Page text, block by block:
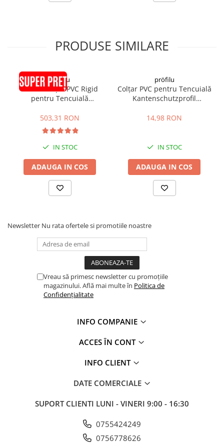
Tencuieli Decorative
Lacuri, Baițuri, Produse de Pregătit
și Tratat Suprafețe
Tehnici Decorative
Capace de Gard
Cărămidă Klinker
Termice
Sobe și Șeminee
Coșuri și Tubulatură Evacuare
Fixări
Zugrăveli și Vopsitorii
Tencuieli Clasice și Șape
Placări Suprafețe
Tencuieli Ipsos și Gips Carton
Tăiere, Găurire, Șlefuire
Accesorii Echipamente Protecția
Plăcuțe, Semne și Avertizări
Curățenie & întreținere
PRODUSE SIMILARE
pröfilu
50buc Colțar PVC Rigid
pentru Tencuială
25x25x6mm 2.5m
503,31 RON
IN STOC
ADAUGA IN COS
pröfilu
Colțar PVC pentru Tencuială
Kantenschutzprofil
14,98 RON
IN STOC
ADAUGA IN COS
Newsletter Nu rata ofertele si promotiile noastre
Vreau să primesc newsletter cu promoțiile
magazinului. Află mai multe în Politica de
Confidențialitate
INFO COMPANIE
ACCES ÎN CONT
INFO CLIENT
DATE COMERCIALE
SUPORT CLIENTI LUNI - VINERI 9:00 - 16:30
0755424249
0756778626